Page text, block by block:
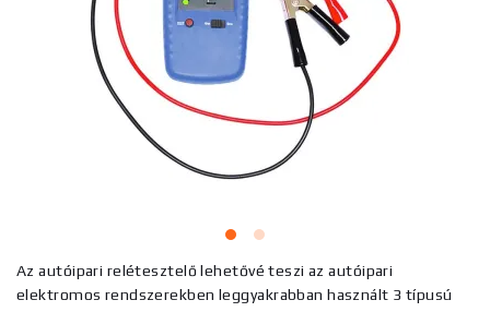
Az autóipari relétesztelő lehetővé teszi az autóipari
elektromos rendszerekben leggyakrabban használt 3 típusú